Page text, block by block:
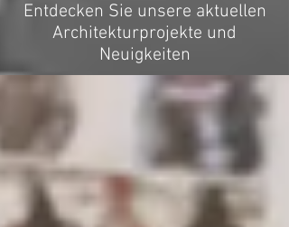
Entdecken Sie unsere aktuellen
Architekturprojekte und
Neuigkeiten